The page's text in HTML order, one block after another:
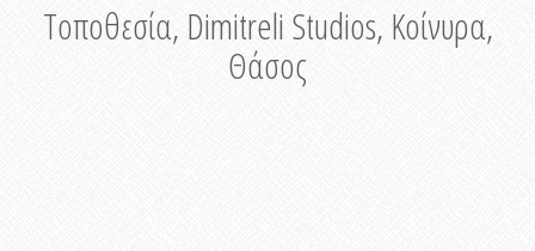
Τοποθεσία, Dimitreli Studios, Κοίνυρα,
Θάσος